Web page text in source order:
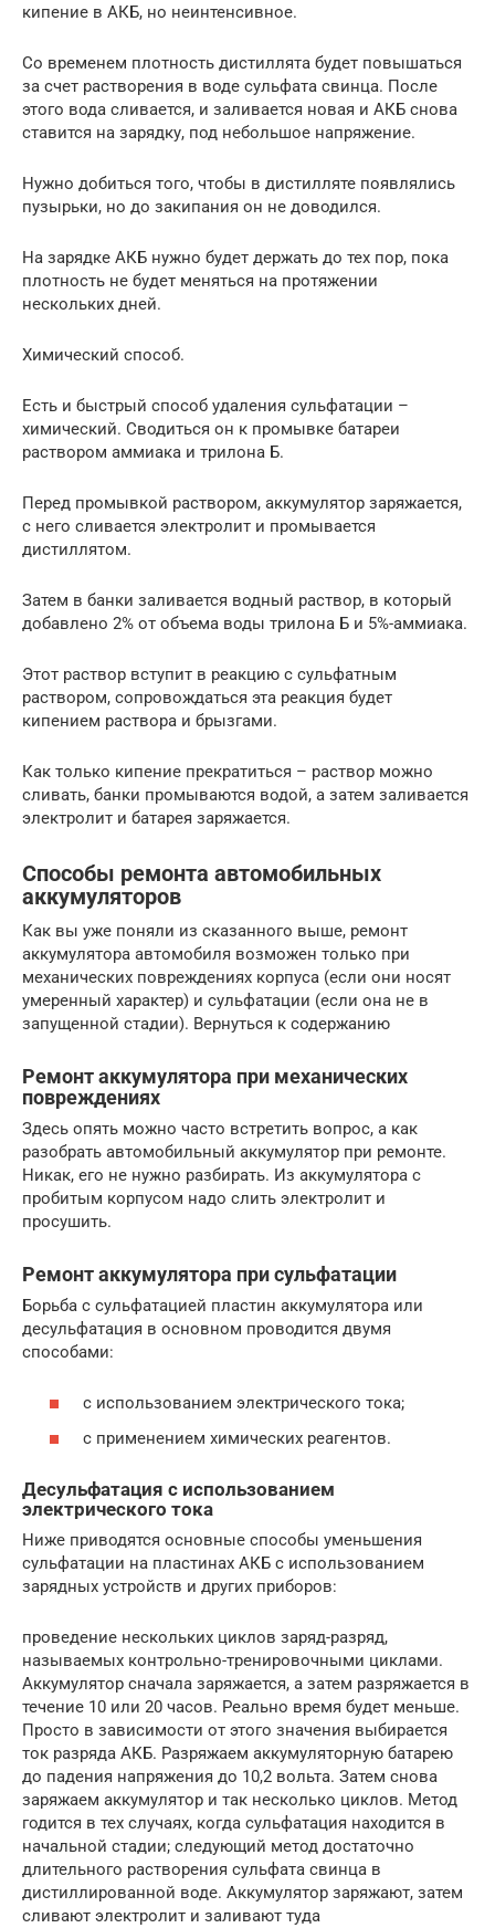
кипение в АКБ, но неинтенсивное.
Со временем плотность дистиллята будет повышаться
за счет растворения в воде сульфата свинца. После
этого вода сливается, и заливается новая и АКБ снова
ставится на зарядку, под небольшое напряжение.
Нужно добиться того, чтобы в дистилляте появлялись
пузырьки, но до закипания он не доводился.
На зарядке АКБ нужно будет держать до тех пор, пока
плотность не будет меняться на протяжении
нескольких дней.
Химический способ.
Есть и быстрый способ удаления сульфатации –
химический. Сводиться он к промывке батареи
раствором аммиака и трилона Б.
Перед промывкой раствором, аккумулятор заряжается,
с него сливается электролит и промывается
дистиллятом.
Затем в банки заливается водный раствор, в который
добавлено 2% от объема воды трилона Б и 5%-аммиака.
Этот раствор вступит в реакцию с сульфатным
раствором, сопровождаться эта реакция будет
кипением раствора и брызгами.
Как только кипение прекратиться – раствор можно
сливать, банки промываются водой, а затем заливается
электролит и батарея заряжается.
Способы ремонта автомобильных
аккумуляторов
Как вы уже поняли из сказанного выше, ремонт
аккумулятора автомобиля возможен только при
механических повреждениях корпуса (если они носят
умеренный характер) и сульфатации (если она не в
запущенной стадии). Вернуться к содержанию
Ремонт аккумулятора при механических
повреждениях
Здесь опять можно часто встретить вопрос, а как
разобрать автомобильный аккумулятор при ремонте.
Никак, его не нужно разбирать. Из аккумулятора с
пробитым корпусом надо слить электролит и
просушить.
Ремонт аккумулятора при сульфатации
Борьба с сульфатацией пластин аккумулятора или
десульфатация в основном проводится двумя
способами:
с использованием электрического тока;
с применением химических реагентов.
Десульфатация с использованием
электрического тока
Ниже приводятся основные способы уменьшения
сульфатации на пластинах АКБ с использованием
зарядных устройств и других приборов:
проведение нескольких циклов заряд-разряд,
называемых контрольно-тренировочными циклами.
Аккумулятор сначала заряжается, а затем разряжается в
течение 10 или 20 часов. Реально время будет меньше.
Просто в зависимости от этого значения выбирается
ток разряда АКБ. Разряжаем аккумуляторную батарею
до падения напряжения до 10,2 вольта. Затем снова
заряжаем аккумулятор и так несколько циклов. Метод
годится в тех случаях, когда сульфатация находится в
начальной стадии; следующий метод достаточно
длительного растворения сульфата свинца в
дистиллированной воде. Аккумулятор заряжают, затем
сливают электролит и заливают туда